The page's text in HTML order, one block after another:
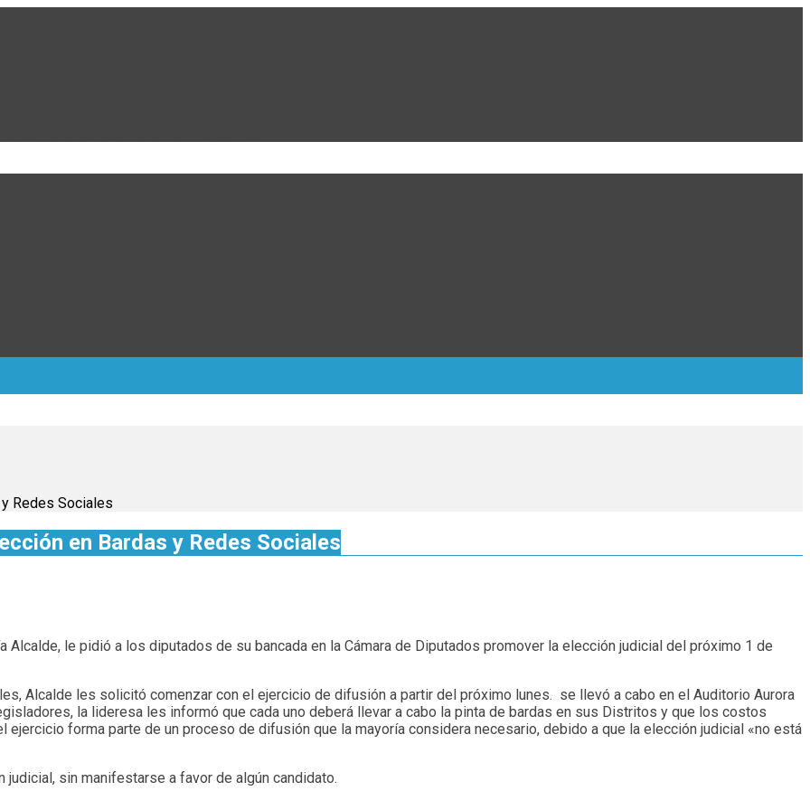
Redes Sociales
en Bardas y Redes Sociales
Alcalde, le pidió a los diputados de su bancada en la Cámara de Diputados promover la elección judicial del próximo 1 de
Alcalde les solicitó comenzar con el ejercicio de difusión a partir del próximo lunes. se llevó a cabo en el Auditorio Aurora
la lideresa les informó que cada uno deberá llevar a cabo la pinta de bardas en sus Distritos y que los costos
forma parte de un proceso de difusión que la mayoría considera necesario, debido a que la elección judicial «no está
sin manifestarse a favor de algún candidato.